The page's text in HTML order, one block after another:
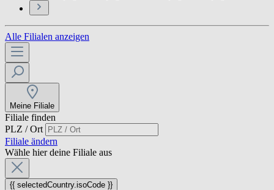
Alle Filialen anzeigen
Meine Filiale
Filiale finden
PLZ / Ort
Filiale ändern
Wähle hier deine Filiale aus
{{ selectedCountry.isoCode }}